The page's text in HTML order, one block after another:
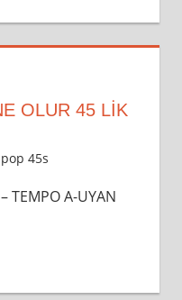
OLUR 45 LİK
45s
TEMPO A-UYAN